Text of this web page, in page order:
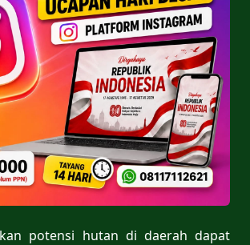
potensi hutan di daerah dapat